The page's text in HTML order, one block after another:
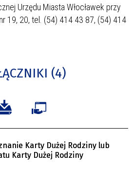
Urzędu Miasta Włocławek przy
19, 20, tel. (54) 414 43 87, (54) 414
(4)
Karty Dużej Rodziny lub
Karty Dużej Rodziny